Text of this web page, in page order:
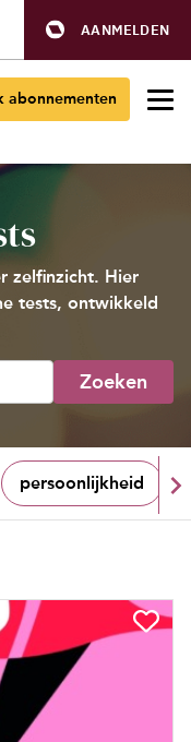
AANMELDEN
abonnementen
zelfinzicht. Hier
tests, ontwikkeld
Zoeken
persoonlijkheid